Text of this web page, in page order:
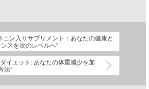
ニン入りサプリメント：あなたの健康と
スを次のレベルへ”
イエット: あなたの体重減少を加
法”